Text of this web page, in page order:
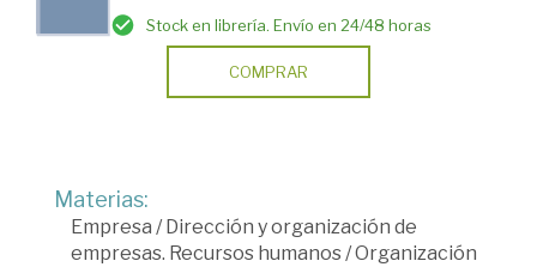
Stock en librería. Envío en 24/48 horas
COMPRAR
Materias:
Empresa /Dirección y organización de
empresas. Recursos humanos/Organización